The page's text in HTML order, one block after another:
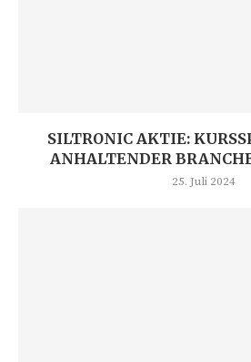
SILTRONIC AKTIE:
ANHALTENDER
25. Juli 2024